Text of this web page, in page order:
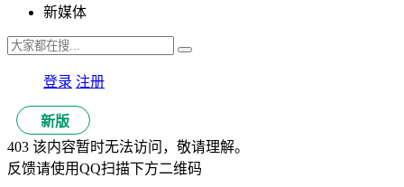
新媒体
登录 注册
新版
403 该内容暂时无法访问，敬请理解。
反馈请使用QQ扫描下方二维码